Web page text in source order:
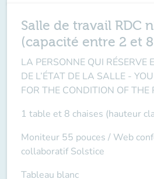
Salle de travail RDC
(capacité entre 2 et
LA PERSONNE QUI RÉSERVE
DE L’ÉTAT DE LA SALLE -
FOR THE CONDITION OF THE
1 table et 8 chaises (hauteur
Moniteur 55 pouces / Web
collaboratif Solstice
Tableau blanc